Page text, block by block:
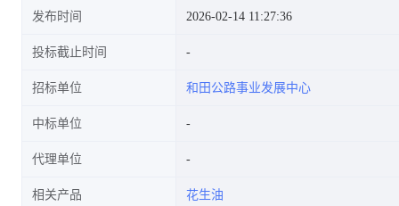
发布时间 2026-02-14 11:27:36
投标截止时间
招标单位 和田公路事业发展中心
中标单位
代理单位
相关产品 花生油